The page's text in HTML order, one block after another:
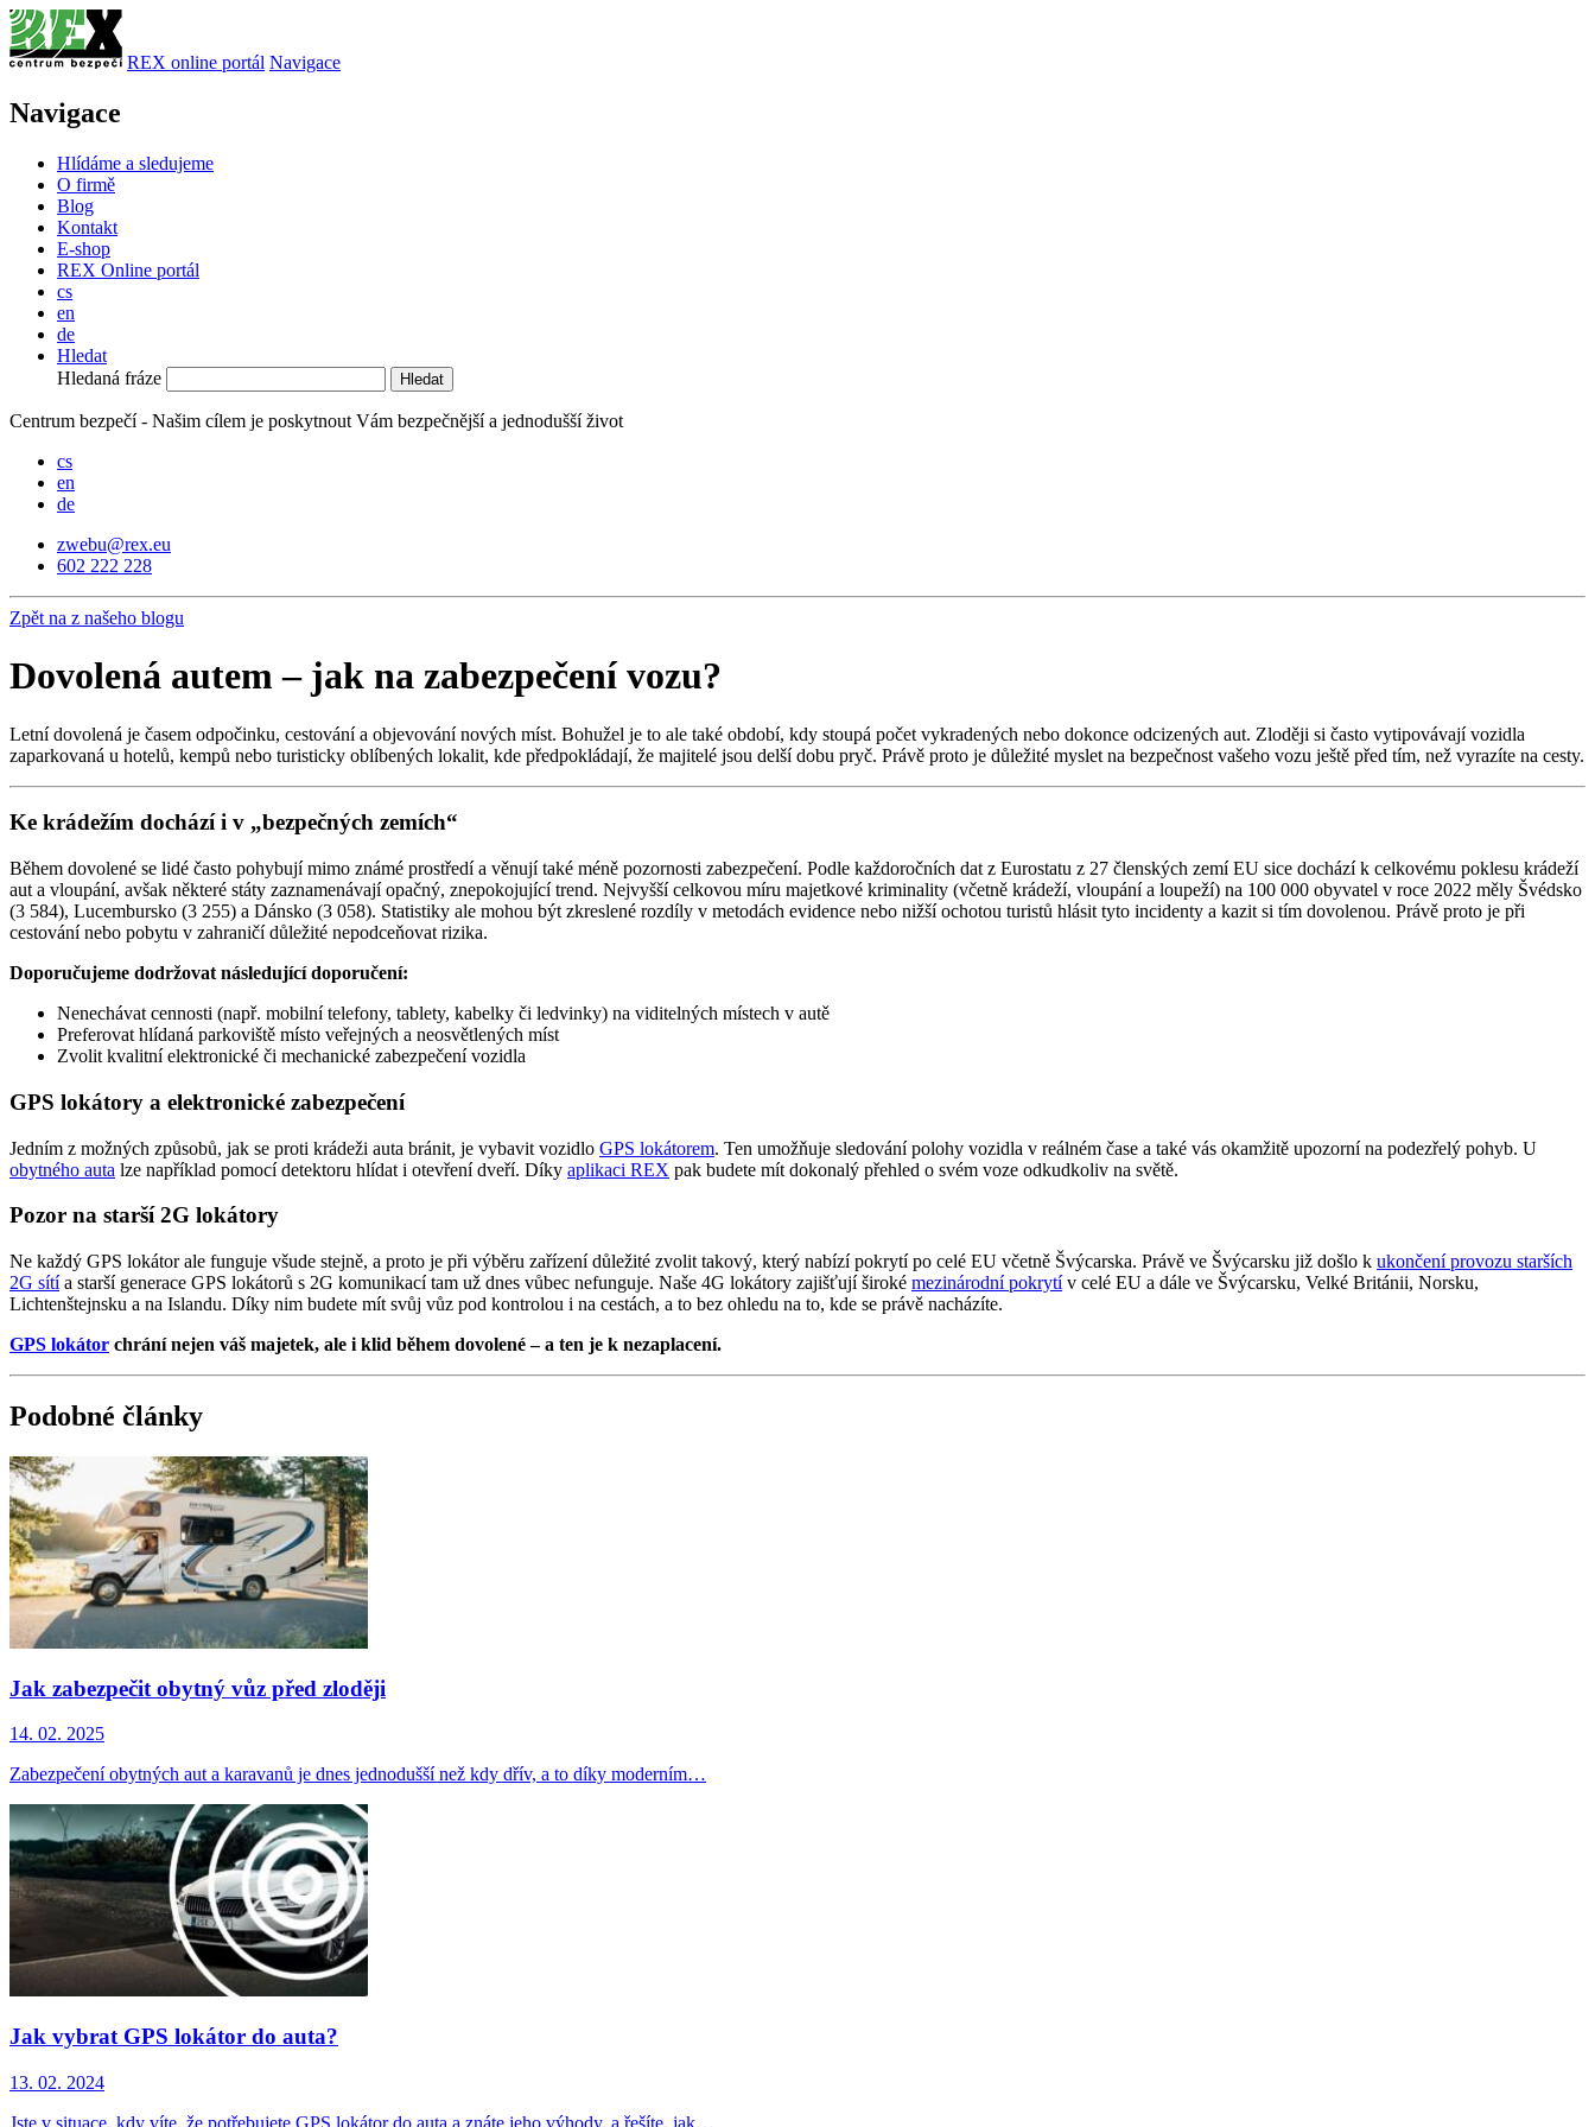
REX online portál Navigace
Navigace
Hlídáme a sledujeme
O firmě
Blog
Kontakt
E-shop
REX Online portál
cs
en
de
Hledat
Hledaná fráze
Centrum bezpečí - Našim cílem je poskytnout Vám bezpečnější a jednodušší život
cs
en
de
zwebu@rex.eu
602 222 228
Zpět na z našeho blogu
Dovolená autem – jak na zabezpečení vozu?
Letní dovolená je časem odpočinku, cestování a objevování nových míst. Bohužel je to ale také období, kdy stoupá počet vykradených nebo dokonce odcizených aut. Zloději si často vytipovávají vozidla
zaparkovaná u hotelů, kempů nebo turisticky oblíbených lokalit, kde předpokládají, že majitelé jsou delší dobu pryč. Právě proto je důležité myslet na bezpečnost vašeho vozu ještě před tím, než vyrazíte na cesty.
Ke krádežím dochází i v „bezpečných zemích“
Během dovolené se lidé často pohybují mimo známé prostředí a věnují také méně pozornosti zabezpečení. Podle každoročních dat z Eurostatu z 27 členských zemí EU sice dochází k celkovému poklesu krádeží
aut a vloupání, avšak některé státy zaznamenávají opačný, znepokojující trend. Nejvyšší celkovou míru majetkové kriminality (včetně krádeží, vloupání a loupeží) na 100 000 obyvatel v roce 2022 měly Švédsko
(3 584), Lucembursko (3 255) a Dánsko (3 058). Statistiky ale mohou být zkreslené rozdíly v metodách evidence nebo nižší ochotou turistů hlásit tyto incidenty a kazit si tím dovolenou. Právě proto je při
cestování nebo pobytu v zahraničí důležité nepodceňovat rizika.
Doporučujeme dodržovat následující doporučení:
Nenechávat cennosti (např. mobilní telefony, tablety, kabelky či ledvinky) na viditelných místech v autě
Preferovat hlídaná parkoviště místo veřejných a neosvětlených míst
Zvolit kvalitní elektronické či mechanické zabezpečení vozidla
GPS lokátory a elektronické zabezpečení
Jedním z možných způsobů, jak se proti krádeži auta bránit, je vybavit vozidlo GPS lokátorem. Ten umožňuje sledování polohy vozidla v reálném čase a také vás okamžitě upozorní na podezřelý pohyb. U
obytného auta lze například pomocí detektoru hlídat i otevření dveří. Díky aplikaci REX pak budete mít dokonalý přehled o svém voze odkudkoliv na světě.
Pozor na starší 2G lokátory
Ne každý GPS lokátor ale funguje všude stejně, a proto je při výběru zařízení důležité zvolit takový, který nabízí pokrytí po celé EU včetně Švýcarska. Právě ve Švýcarsku již došlo k ukončení provozu starších
2G sítía starší generace GPS lokátorů s 2G komunikací tam už dnes vůbec nefunguje. Naše 4G lokátory zajišťují široké mezinárodní pokrytív celé EU a dále ve Švýcarsku, Velké Británii, Norsku,
Lichtenštejnsku a na Islandu. Díky nim budete mít svůj vůz pod kontrolou i na cestách, a to bez ohledu na to, kde se právě nacházíte.
GPS lokátor chrání nejen váš majetek, ale i klid během dovolené – a ten je k nezaplacení.
Podobné články
Jak zabezpečit obytný vůz před zloději
14. 02. 2025
Zabezpečení obytných aut a karavanů je dnes jednodušší než kdy dřív, a to díky moderním…
Jak vybrat GPS lokátor do auta?
13. 02. 2024
Jste v situace, kdy víte, že potřebujete GPS lokátor do auta a znáte jeho výhody, a řešíte, jak…